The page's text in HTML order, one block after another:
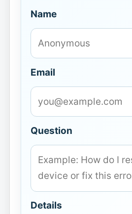
Name
Email
Question
Details